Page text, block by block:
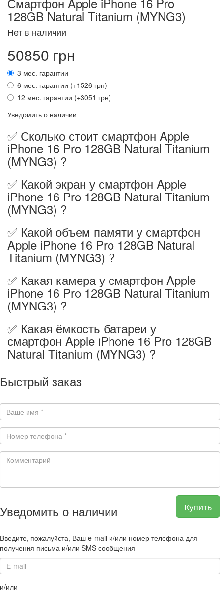
128GB Natural Titanium (MYNG3)
Нет в наличии
50850 грн
3 мес. гарантии
6 мес. гарантии (+1526 грн)
12 мес. гарантии (+3051 грн)
Уведомить о наличии
✅ Сколько стоит смартфон Apple
iPhone 16 Pro 128GB Natural Titanium
(MYNG3) ?
✅ Какой экран у смартфон Apple
iPhone 16 Pro 128GB Natural Titanium
(MYNG3) ?
✅ Какой объем памяти у смартфон
Apple iPhone 16 Pro 128GB Natural
Titanium (MYNG3) ?
✅ Какая камера у смартфон Apple
iPhone 16 Pro 128GB Natural Titanium
(MYNG3) ?
✅ Какая ёмкость батареи у
смартфон Apple iPhone 16 Pro 128GB
Natural Titanium (MYNG3) ?
Быстрый заказ
Купить
Уведомить о наличии
Введите, пожалуйста, Ваш e-mail и/или номер телефона для
получения письма и/или SMS сообщения
и/или